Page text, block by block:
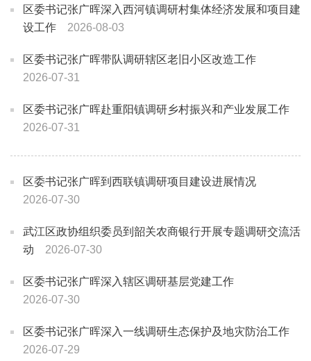
区委书记张广晖深入西河镇调研村集体经济发展和项目建
设工作
2026-08-03
区委书记张广晖带队调研辖区老旧小区改造工作
2026-07-31
区委书记张广晖赴重阳镇调研乡村振兴和产业发展工作
2026-07-31
区委书记张广晖到西联镇调研项目建设进展情况
2026-07-30
武江区政协组织委员到韶关农商银行开展专题调研交流活
动
2026-07-30
区委书记张广晖深入辖区调研基层党建工作
2026-07-30
区委书记张广晖深入一线调研生态保护及地灾防治工作
2026-07-29